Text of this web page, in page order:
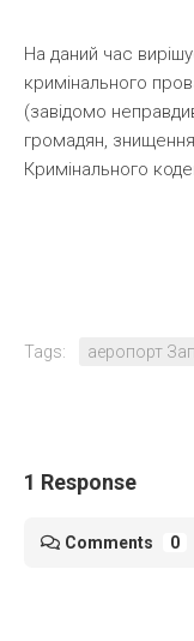
На даний час
кримінального
(завідомо
громадян,
Кримінального
Tags: аеропорт
1 Response
Comments 0